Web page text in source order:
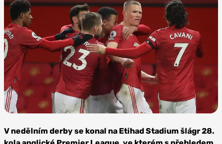
Ham United
V nedělním derby se konal na Etihad Stadium šlágr 28.